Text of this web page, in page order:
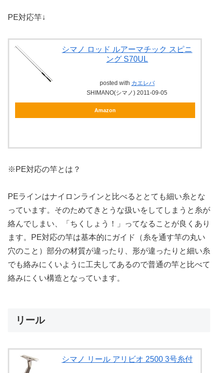
PE対応竿↓
シマノ ロッド ルアーマチック スピニ
ング S70UL
posted with カエレバ
SHIMANO(シマノ) 2011-09-05
Amazon
※PE対応の竿とは？
PEラインはナイロンラインと比べるととても細い糸とな
っています。そのためてきとうな扱いをしてしまうと糸が
絡んでしまい、「ちくしょう！」ってなることが良くあり
ます。PE対応の竿は基本的にガイド（糸を通す竿の丸い
穴のこと）部分の材質が違ったり、形が違ったりと細い糸
でも絡みにくいように工夫してあるので普通の竿と比べて
絡みにくい構造となっています。
リール
シマノ リール アリビオ 2500 3号糸付